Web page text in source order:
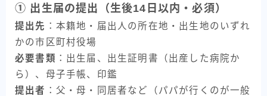
① 出生届の提出（生後14日以内・必須）
提出先 ：本籍地・届出人の所在地・出生地のいずれ
かの市区町村役場
必要書類 ：出生届、出生証明書（出産した病院か
ら）、母子手帳、印鑑
提出者 ：父・母・同居者など（パパが行くのが一般